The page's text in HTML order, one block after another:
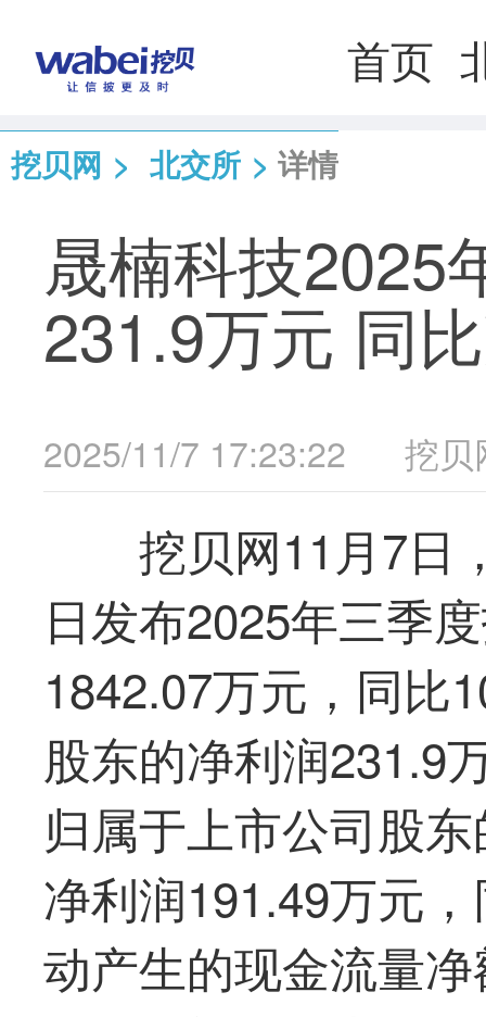
首页
挖贝网 > 北交所 > 详情
晟楠科技2025
231.9万元 同
2025/11/7 17:23:22 挖贝
挖贝网11月7日
日发布2025年三季
1842.07万元，同比
股东的净利润231.9
归属于上市公司股
净利润191.49万元
动产生的现金流量